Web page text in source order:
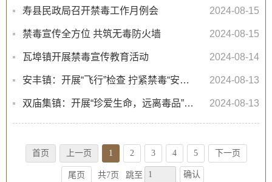
寿县民政局召开禁毒工作月例会 2024-08-15
禁毒宣传全方位 共筑无毒防火墙 2024-08-15
瓦埠镇开展禁毒宣传教育活动 2024-08-14
安丰镇：开展“飞行”检查 拧紧禁毒“安全阀” 2024-08-13
双庙集镇：开展“珍爱生命，远离毒品”活动 2024-08-13
首页 上一页 1 2 3 4 5 下一页
尾页 共7页 跳至 确认